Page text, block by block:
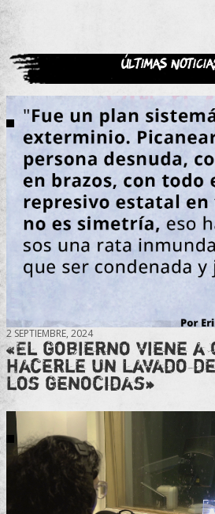
Últimas
2 SEPTIEMBRE, 2024
«El gobierno viene
hacerle un lavado
los genocidas»